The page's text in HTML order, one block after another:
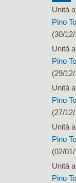
Unità
Pino
(30/
Unità
Pino
(29/
Unità
Pino
(27/
Unità
Pino
(02/
Unità
Pino